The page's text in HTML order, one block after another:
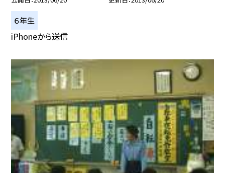
６年生
iPhoneから送信